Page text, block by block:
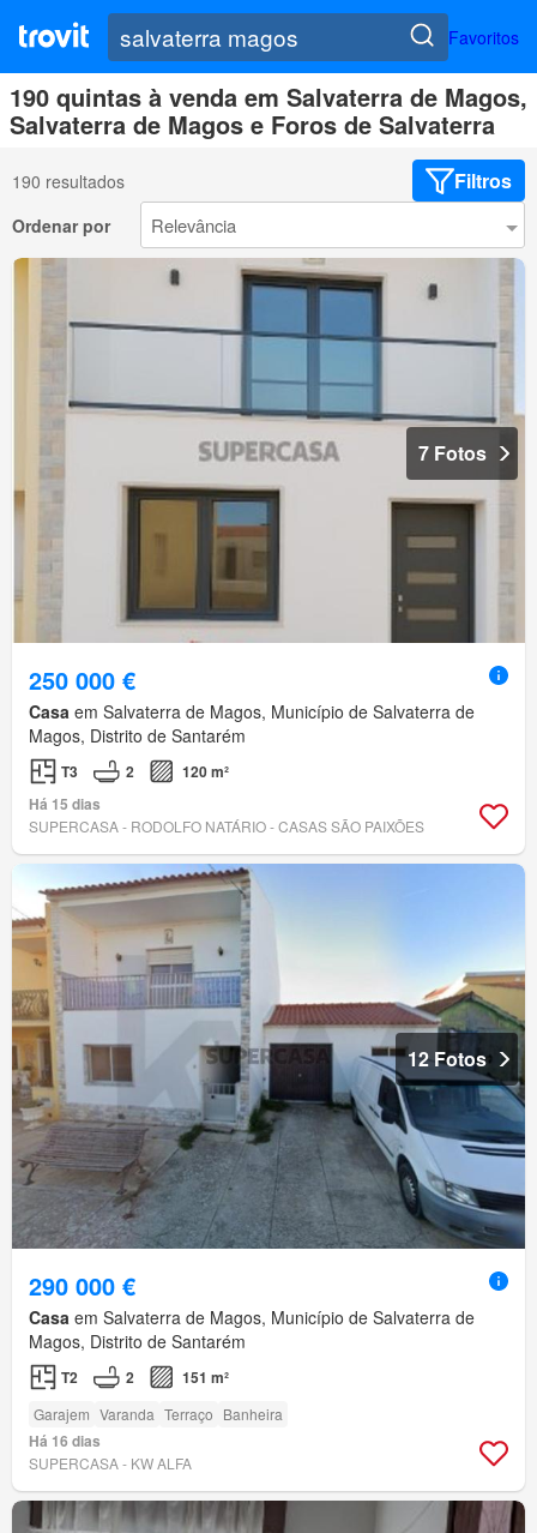
Favoritos
190 quintas à venda em Salvaterra de Magos,
Salvaterra de Magos e Foros de Salvaterra
190 resultados Filtros
Ordenar por
7 Fotos
250 000 €
Casa em Salvaterra de Magos, Município de Salvaterra de
Magos, Distrito de Santarém
T3 2
120 m²
Há 15 dias
SUPERCASA - RODOLFO NATÁRIO - CASAS SÃO PAIXÕES
12 Fotos
290 000 €
Casa em Salvaterra de Magos, Município de Salvaterra de
Magos, Distrito de Santarém
T2 2 151 m²
Garajem Varanda Terraço Banheira
Há 16 dias
SUPERCASA - KW ALFA